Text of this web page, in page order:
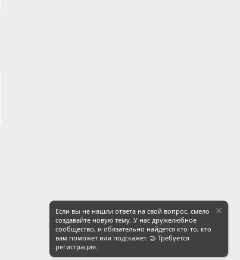
почта
Если вы не нашли ответа на свой вопрос, смело
создавайте новую тему. У нас дружелюбное
сообщество, и обязательно найдется кто-то, кто
вам поможет или подскажет. 🤝 Требуется
регистрация.